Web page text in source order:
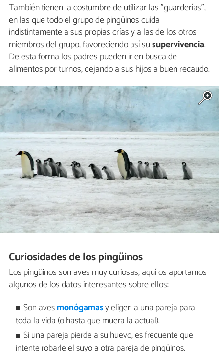
También tienen la costumbre de utilizar las "guarderías",
en las que todo el grupo de pingüinos cuida
indistintamente a sus propias crías y a las de los otros
miembros del grupo, favoreciendo así susupervivencia.
De esta forma los padres pueden ir en busca de
alimentos por turnos, dejando a sus hijos a buen recaudo.
Curiosidades de los pingüinos
Los pingüinos son aves muy curiosas, aquí os aportamos
algunos de los datos interesantes sobre ellos:
Son avesmonógamasy eligen a una pareja para
toda la vida (o hasta que muera la actual).
Si una pareja pierde a su huevo, es frecuente que
intente robarle el suyo a otra pareja de pingüinos.